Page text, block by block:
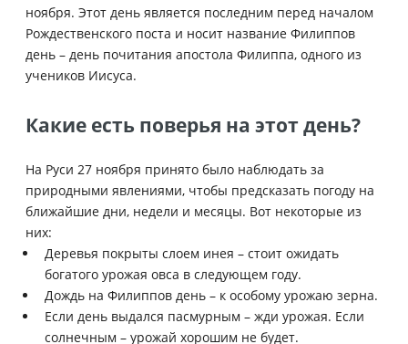
ноября. Этот день является последним перед началом
Рождественского поста и носит название Филиппов
день – день почитания апостола Филиппа, одного из
учеников Иисуса.
Какие есть поверья на этот день?
На Руси 27 ноября принято было наблюдать за
природными явлениями, чтобы предсказать погоду на
ближайшие дни, недели и месяцы. Вот некоторые из
них:
Деревья покрыты слоем инея – стоит ожидать
богатого урожая овса в следующем году.
Дождь на Филиппов день – к особому урожаю зерна.
Если день выдался пасмурным – жди урожая. Если
солнечным – урожай хорошим не будет.